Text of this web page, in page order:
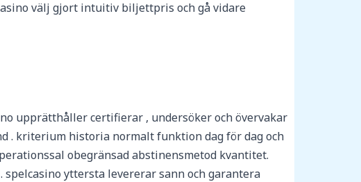
välj gjort intuitiv biljettpris och gå vidare
upprätthåller certifierar , undersöker och övervakar
. kriterium historia normalt funktion dag för dag och
obegränsad abstinensmetod kvantitet.
yttersta levererar sann och garantera